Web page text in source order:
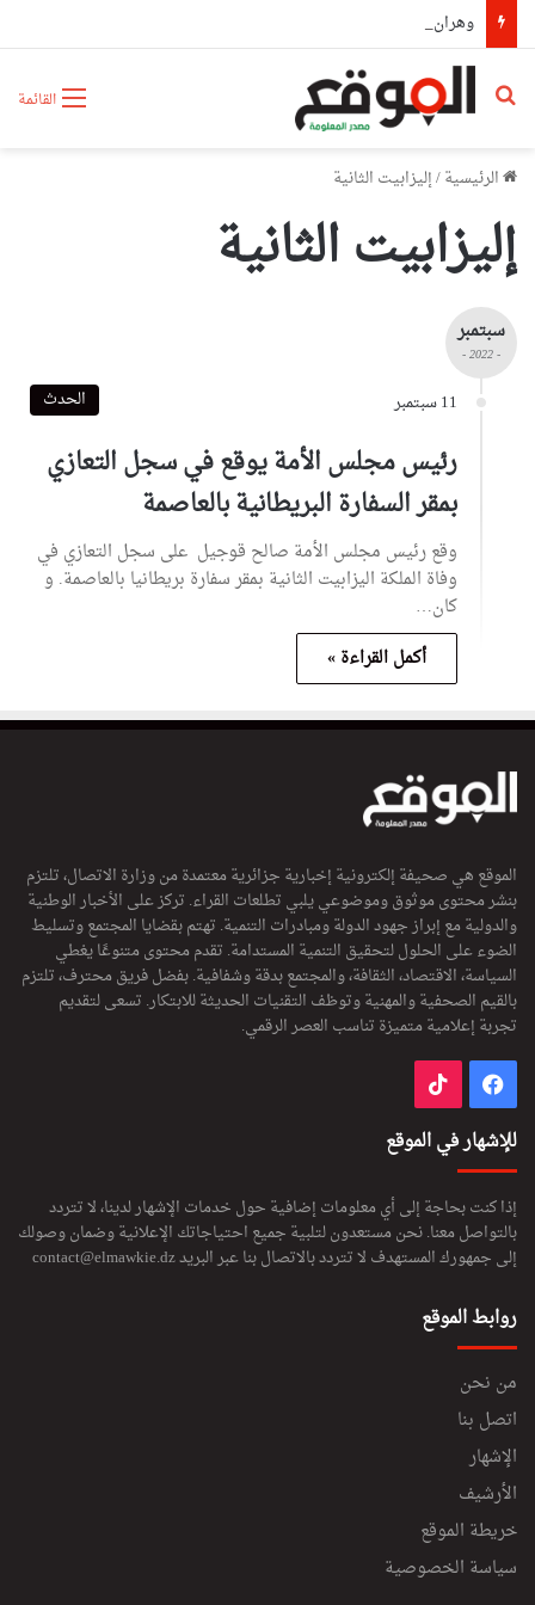
القائمة بحث عن
الرئيسية/إليزابيت الثانية
إليزابيت الثانية
سبتمبر
- 2022 -
11 سبتمبر الحدث
رئيس مجلس الأمة يوقع في سجل التعازي
بمقر السفارة البريطانية بالعاصمة
وقع رئيس مجلس الأمة صالح قوجيل على سجل التعازي في
وفاة الملكة اليزابيت الثانية بمقر سفارة بريطانيا بالعاصمة. و
كان…
أكمل القراءة »
الموقع هي صحيفة إلكترونية إخبارية جزائرية معتمدة من وزارة الاتصال، تلتزم
بنشر محتوى موثوق وموضوعي يلبي تطلعات القراء. تركز على الأخبار الوطنية
والدولية مع إبراز جهود الدولة ومبادرات التنمية. تهتم بقضايا المجتمع وتسليط
الضوء على الحلول لتحقيق التنمية المستدامة. تقدم محتوى متنوعًا يغطي
السياسة، الاقتصاد، الثقافة، والمجتمع بدقة وشفافية. بفضل فريق محترف، تلتزم
بالقيم الصحفية والمهنية وتوظف التقنيات الحديثة للابتكار. تسعى لتقديم
تجربة إعلامية متميزة تناسب العصر الرقمي.
فيسبوك
للإشهار في الموقع
إذا كنت بحاجة إلى أي معلومات إضافية حول خدمات الإشهار لدينا، لا تتردد
بالتواصل معنا. نحن مستعدون لتلبية جميع احتياجاتك الإعلانية وضمان وصولك
إلى جمهورك المستهدف لا تتردد بالاتصال بنا عبر البريدcontact@elmawkie.dz
روابط الموقع
من نحن
اتصل بنا
الإشهار
الأرشيف
خريطة الموقع
سياسة الخصوصية